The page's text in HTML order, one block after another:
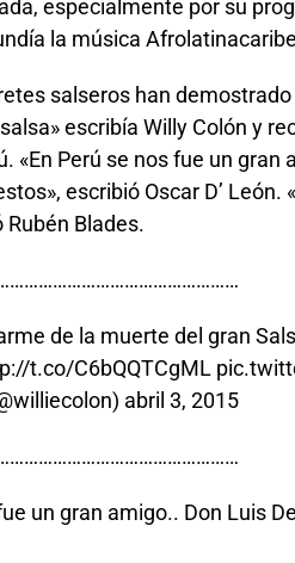
especialmente por su
la música
salseros han
escribía Willy Colón y
«En Perú se nos fue un
escribió Oscar D’
Rubén Blades.
de la muerte del gran
t.co/C6bQQTCgML
abril 3, 2015
un gran amigo.. Don Luis